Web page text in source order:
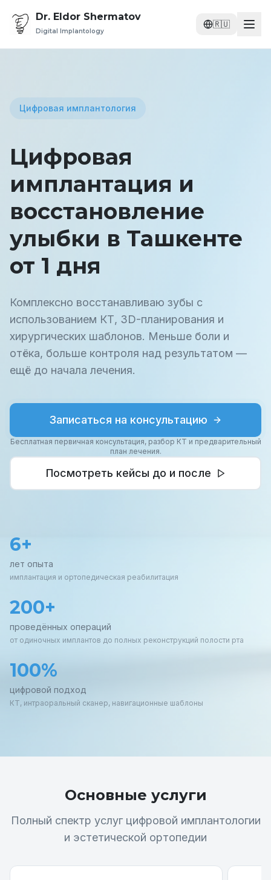
Dr. Eldor Shermatov
Digital Implantology
🇷🇺
Цифровая имплантология
Цифровая
имплантация и
восстановление
улыбки в Ташкенте
от 1 дня
Комплексно восстанавливаю зубы с
использованием КТ, 3D-планирования и
хирургических шаблонов. Меньше боли и
отёка, больше контроля над результатом —
ещё до начала лечения.
Записаться на консультацию
Бесплатная первичная консультация, разбор КТ и предварительный
план лечения.
Посмотреть кейсы до и после
6+
лет опыта
имплантация и ортопедическая реабилитация
200+
проведённых операций
от одиночных имплантов до полных реконструкций полости рта
100%
цифровой подход
КТ, интраоральный сканер, навигационные шаблоны
Основные услуги
Полный спектр услуг цифровой имплантологии
и эстетической ортопедии